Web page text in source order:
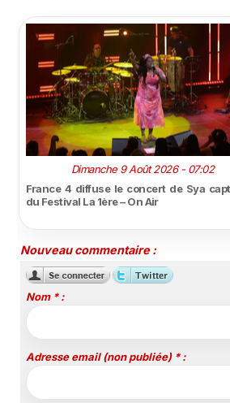
Dimanche 9 Août 2026 - 07:02
France 4 diffuse le concert de Sya
du Festival La 1ère – On Air
Nouveau commentaire :
Nom * :
Adresse email (non publiée) * :